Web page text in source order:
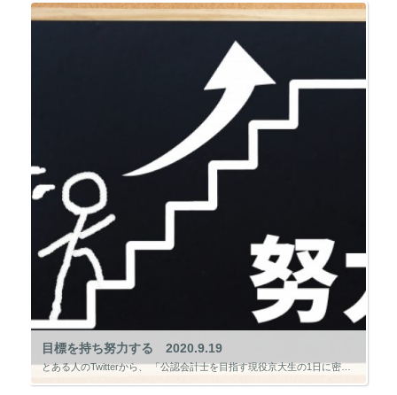
目標を持ち努力する 2020.9.19
とある人のTwitterから、 「公認会計士を目指す現役京大生の1日に密着をこころみた件」 というページのリンクがあったので読んでみました。 その内容はタイトルの通り、現役京大生（2018年当時）が公認会計士を目指し、休 […]